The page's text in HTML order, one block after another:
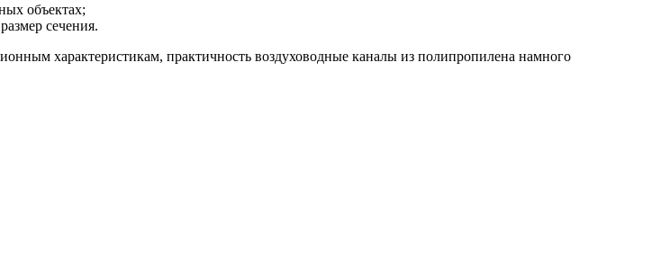
объектах;
сечения.
характеристикам, практичность воздуховодные каналы из полипропилена намного